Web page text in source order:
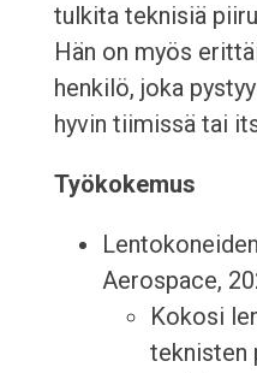
tulkita teknisiä
Hän on myös
henkilö, joka
hyvin tiimissä tai
Työkokemus
Aerospace,
Kokosi
teknisten